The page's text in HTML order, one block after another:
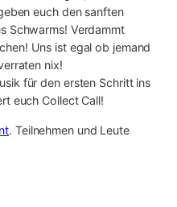
euch den sanften
Schwarms! Verdammt
Uns ist egal ob jemand
nix!
für den ersten Schritt ins
euch Collect Call!
. Teilnehmen und Leute